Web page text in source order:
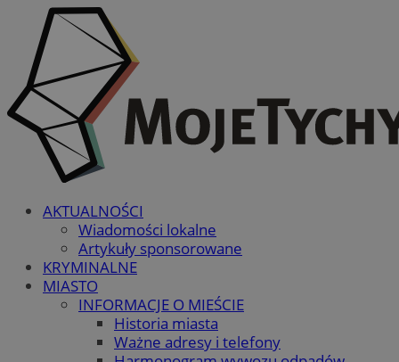
AKTUALNOŚCI
Wiadomości lokalne
Artykuły sponsorowane
KRYMINALNE
MIASTO
INFORMACJE O MIEŚCIE
Historia miasta
Ważne adresy i telefony